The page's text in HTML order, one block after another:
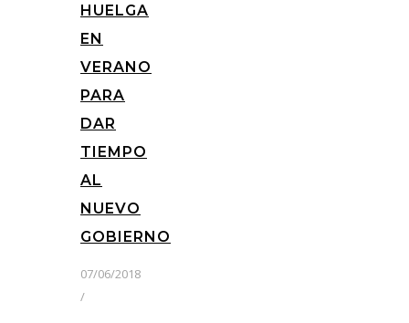
HUELGA
EN
VERANO
PARA
DAR
TIEMPO
AL
NUEVO
GOBIERNO
07/06/2018
/